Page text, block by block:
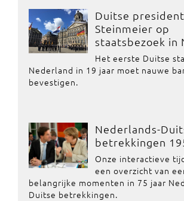
Duitse president
Steinmeier op
staatsbezoek in
Het eerste Duitse
Nederland in 19 jaar moet nauwe
bevestigen.
Nederlands-
betrekkingen
Onze interactieve
een overzicht van
belangrijke momenten in 75 jaar
Duitse betrekkingen.